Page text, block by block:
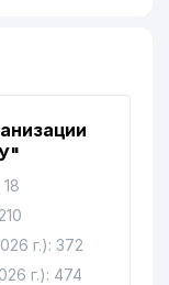
613 м
г.): 372
г.): 474